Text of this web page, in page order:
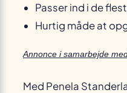
Passer ind i de
Hurtig måde at
Annonce i samarbejde
Med Penela